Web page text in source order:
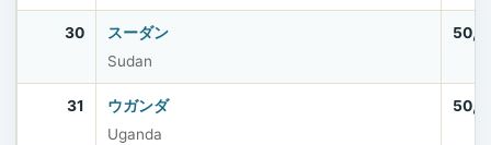
30
スーダン
Sudan
31
ウガンダ
Uganda